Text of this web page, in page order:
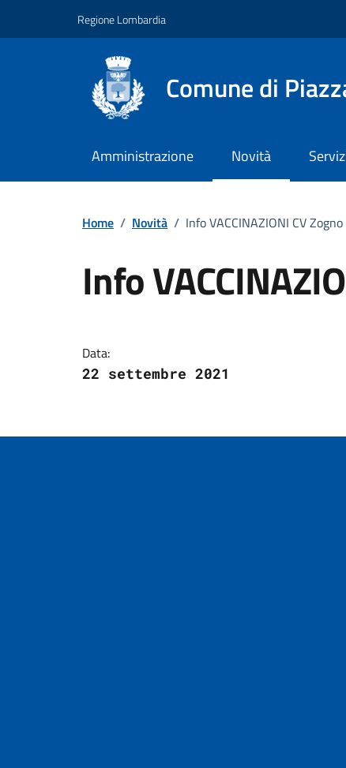
Regione Lombardia
Comune di
Amministrazione Novità
Home / Novità / Info VACCINAZIONI CV Zogno
Info
Data:
22 settembre 2021